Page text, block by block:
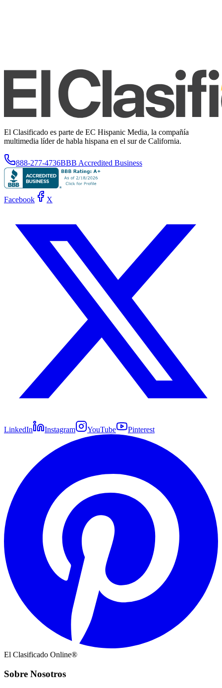
El Clasificado es parte de EC Hispanic Media, la compañía
multimedia líder de habla hispana en el sur de California.
888-277-4736BBB Accredited Business
Facebook X
LinkedIn Instagram YouTube Pinterest
El Clasificado Online®
Sobre Nosotros